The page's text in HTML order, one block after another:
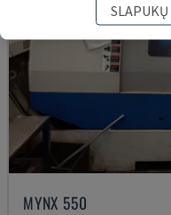
MYNX 550